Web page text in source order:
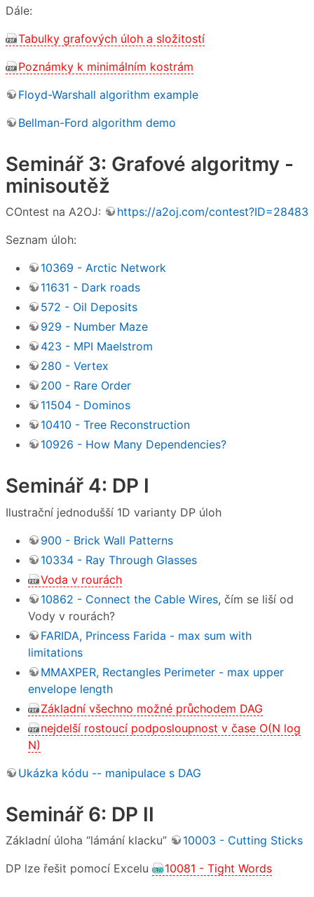
Dále:
Tabulky grafových úloh a složitostí
Poznámky k minimálním kostrám
Floyd-Warshall algorithm example
Bellman-Ford algorithm demo
Seminář 3: Grafové algoritmy -
minisoutěž
COntest na A2OJ:
https://a2oj.com/contest?ID=28483
Seznam úloh:
10369 - Arctic Network
11631 - Dark roads
572 - Oil Deposits
929 - Number Maze
423 - MPI Maelstrom
280 - Vertex
200 - Rare Order
11504 - Dominos
10410 - Tree Reconstruction
10926 - How Many Dependencies?
Seminář 4: DP I
Ilustrační jednodušší 1D varianty DP úloh
900 - Brick Wall Patterns
10334 - Ray Through Glasses
Voda v rourách
10862 - Connect the Cable Wires, čím se liší od
Vody v rourách?
FARIDA, Princess Farida - max sum with
limitations
MMAXPER, Rectangles Perimeter - max upper
envelope length
Základní všechno možné průchodem DAG
nejdelší rostoucí podposloupnost v čase O(N log
N)
Ukázka kódu -- manipulace s DAG
Seminář 6: DP II
Základní úloha “lámání klacku”
10003 - Cutting Sticks
DP lze řešit pomocí Excelu
10081 - Tight Words